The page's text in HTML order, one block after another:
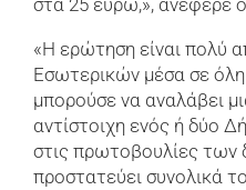
στα 25 ευρώ,», ανέφερε
«Η ερώτηση είναι πολύ
Εσωτερικών μέσα σε όλη
μπορούσε να αναλάβει
αντίστοιχη ενός ή δύο
στις πρωτοβουλίες των
προστατεύει συνολικά